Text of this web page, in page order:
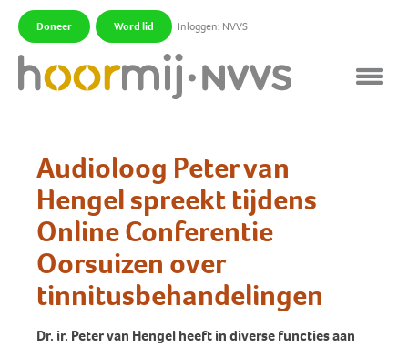
Doneer Word lid Inloggen: NVVS
Audioloog Peter van
Hengel spreekt tijdens
Online Conferentie
Oorsuizen over
tinnitusbehandelingen
Dr. ir. Peter van Hengel heeft in diverse functies aan